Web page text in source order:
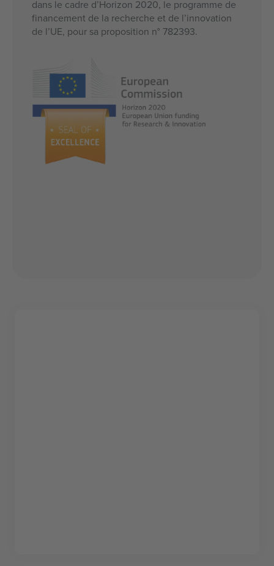
dans le cadre d’Horizon 2020, le programme de
financement de la recherche et de l’innovation
de l’UE, pour sa proposition n° 782393.